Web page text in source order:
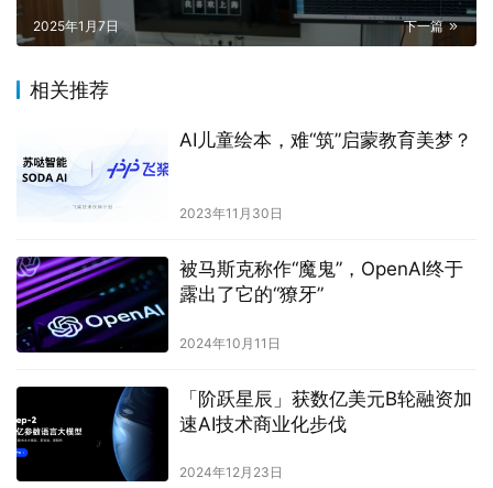
下一篇
2025年1月7日
相关推荐
AI儿童绘本，难“筑”启蒙教育美梦？
2023年11月30日
被马斯克称作“魔鬼”，OpenAI终于
露出了它的“獠牙”
2024年10月11日
「阶跃星辰」获数亿美元B轮融资加
速AI技术商业化步伐
2024年12月23日